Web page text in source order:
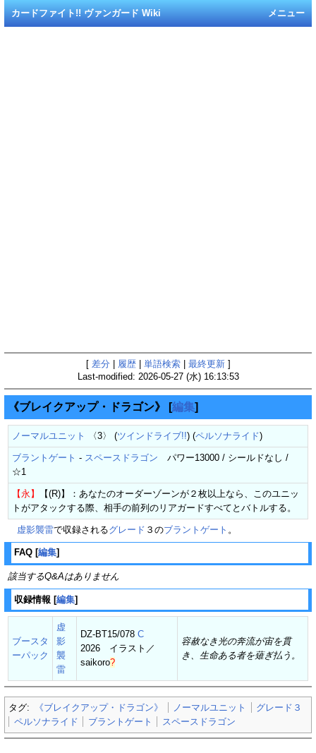
メニュー
カードファイト!! ヴァンガード Wiki
[ 差分 履歴| 単語検索| 最終更新]
Last-modified: 2026-05-27 (水) 16:13:53
《ブレイクアップ・ドラゴン》 [編集]
ノーマルユニット 〈3〉 (ツインドライブ!!) (ペルソナライド)
ブラントゲート - スペースドラゴン パワー13000 / シールドなし /
☆1
【永】
【(R)】：あなたのオーダーゾーンが２枚以上なら、このユニッ
トがアタックする際、相手の前列のリアガードすべてとバトルする。
虚影襲雷で収録されるグレード ３のブラントゲート 。
FAQ [編集]
該当するQ&Aはありません
収録情報 [編集]
ブースタ
ーパック
虚
影
襲
雷
DZ-BT15/078 C
2026 イラスト／
saikoro?
容赦なき光の奔流が宙を貫
き、生命ある者を薙ぎ払う。
タグ: 《ブレイクアップ・ドラゴン》 ノーマルユニット
グレード３
ペルソナライド
ブラントゲート スペースドラゴン